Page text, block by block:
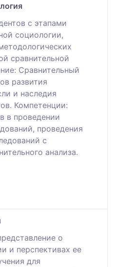
с этапами
социологии,
сравнительной
Сравнительный
развития
и наследия
Компетенции:
в проведении
проведения
с
анализа.
о
и перспективах ее
для